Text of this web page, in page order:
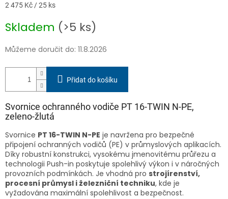
Měrná
2 475 Kč / 25 ks
Skladem (>5 ks)
Můžeme doručit do: 11.8.2026
Přidat do košíku
Svornice ochranného vodiče PT 16-TWIN N-PE,
zeleno-žlutá
Svornice PT 16-TWIN N-PE je navržena pro bezpečné
připojení ochranných vodičů (PE) v průmyslových aplikacích.
Díky robustní konstrukci, vysokému jmenovitému průřezu a
technologii Push-in poskytuje spolehlivý výkon i v náročných
provozních podmínkách. Je vhodná pro strojírenství,
procesní průmysl i železniční techniku, kde je
vyžadována maximální spolehlivost a bezpečnost.